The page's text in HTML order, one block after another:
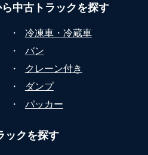
中古トラックを探す
・
冷凍車・冷蔵車
・
バン
・
クレーン付き
・
ダンプ
・ パッカー
ックを探す